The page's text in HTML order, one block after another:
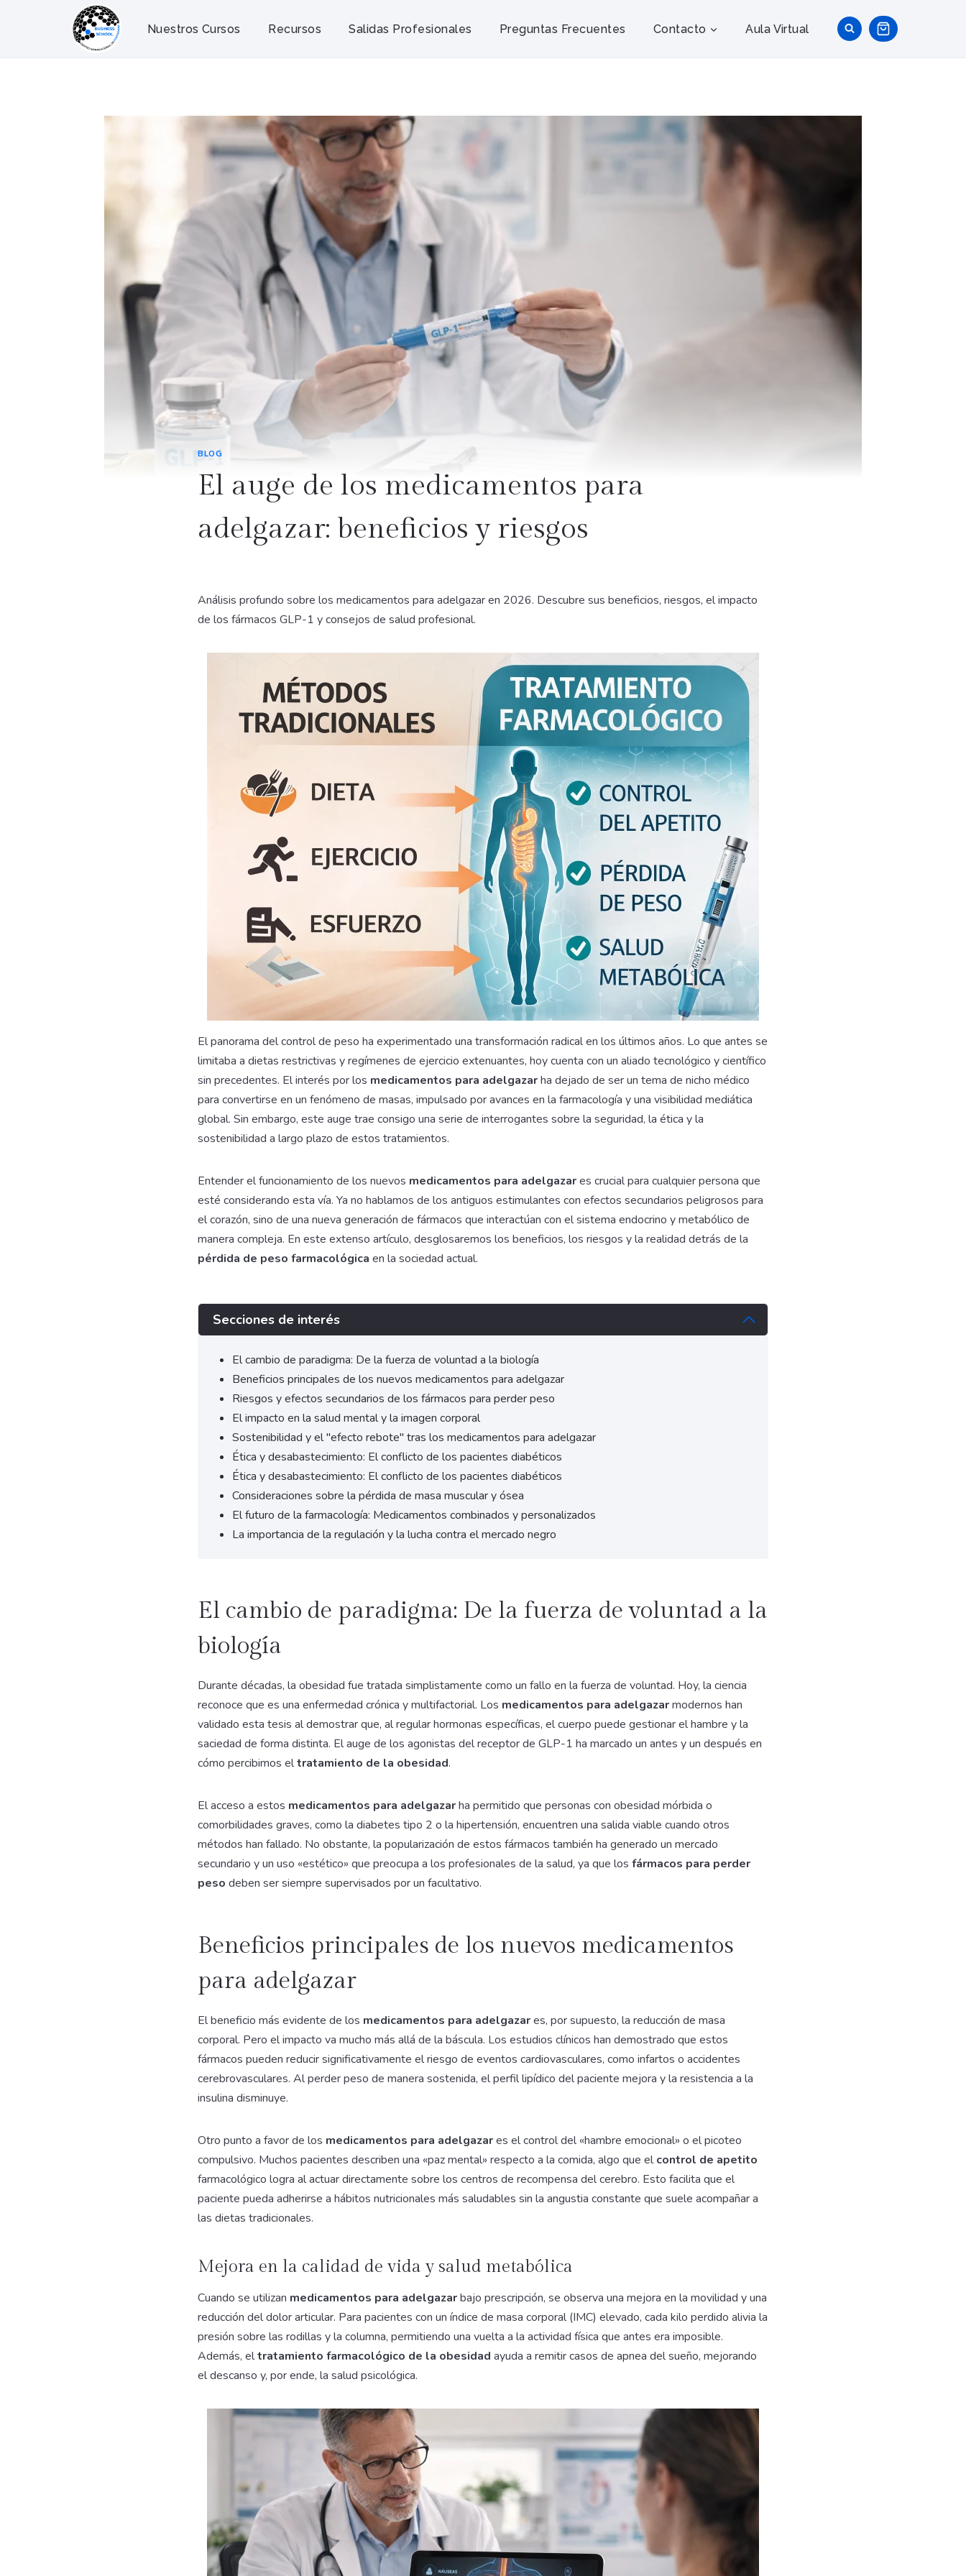
Nuestros Cursos Recursos Salidas Profesionales Preguntas Frecuentes Contacto Aula Virtual
BLOG
El auge de los medicamentos para
adelgazar: beneficios y riesgos
Análisis profundo sobre los medicamentos para adelgazar en 2026. Descubre sus beneficios, riesgos, el impacto
de los fármacos GLP-1 y consejos de salud profesional.
El panorama del control de peso ha experimentado una transformación radical en los últimos años. Lo que antes se
limitaba a dietas restrictivas y regímenes de ejercicio extenuantes, hoy cuenta con un aliado tecnológico y científico
sin precedentes. El interés por los medicamentos para adelgazarha dejado de ser un tema de nicho médico
para convertirse en un fenómeno de masas, impulsado por avances en la farmacología y una visibilidad mediática
global. Sin embargo, este auge trae consigo una serie de interrogantes sobre la seguridad, la ética y la
sostenibilidad a largo plazo de estos tratamientos.
Entender el funcionamiento de los nuevos medicamentos para adelgazares crucial para cualquier persona que
esté considerando esta vía. Ya no hablamos de los antiguos estimulantes con efectos secundarios peligrosos para
el corazón, sino de una nueva generación de fármacos que interactúan con el sistema endocrino y metabólico de
manera compleja. En este extenso artículo, desglosaremos los beneficios, los riesgos y la realidad detrás de la
pérdida de peso farmacológica en la sociedad actual.
Secciones de interés
El cambio de paradigma: De la fuerza de voluntad a la biología
Beneficios principales de los nuevos medicamentos para adelgazar
Riesgos y efectos secundarios de los fármacos para perder peso
El impacto en la salud mental y la imagen corporal
Sostenibilidad y el "efecto rebote" tras los medicamentos para adelgazar
Ética y desabastecimiento: El conflicto de los pacientes diabéticos
Ética y desabastecimiento: El conflicto de los pacientes diabéticos
Consideraciones sobre la pérdida de masa muscular y ósea
El futuro de la farmacología: Medicamentos combinados y personalizados
La importancia de la regulación y la lucha contra el mercado negro
El cambio de paradigma: De la fuerza de voluntad a la
biología
Durante décadas, la obesidad fue tratada simplistamente como un fallo en la fuerza de voluntad. Hoy, la ciencia
reconoce que es una enfermedad crónica y multifactorial. Los medicamentos para adelgazarmodernos han
validado esta tesis al demostrar que, al regular hormonas específicas, el cuerpo puede gestionar el hambre y la
saciedad de forma distinta. El auge de los agonistas del receptor de GLP-1 ha marcado un antes y un después en
cómo percibimos eltratamiento de la obesidad.
El acceso a estos medicamentos para adelgazarha permitido que personas con obesidad mórbida o
comorbilidades graves, como la diabetes tipo 2 o la hipertensión, encuentren una salida viable cuando otros
métodos han fallado. No obstante, la popularización de estos fármacos también ha generado un mercado
secundario y un uso «estético» que preocupa a los profesionales de la salud, ya que los fármacos para perder
peso deben ser siempre supervisados por un facultativo.
Beneficios principales de los nuevos medicamentos
para adelgazar
El beneficio más evidente de los medicamentos para adelgazares, por supuesto, la reducción de masa
corporal. Pero el impacto va mucho más allá de la báscula. Los estudios clínicos han demostrado que estos
fármacos pueden reducir significativamente el riesgo de eventos cardiovasculares, como infartos o accidentes
cerebrovasculares. Al perder peso de manera sostenida, el perfil lipídico del paciente mejora y la resistencia a la
insulina disminuye.
Otro punto a favor de los medicamentos para adelgazares el control del «hambre emocional» o el picoteo
compulsivo. Muchos pacientes describen una «paz mental» respecto a la comida, algo que elcontrol de apetito
farmacológico logra al actuar directamente sobre los centros de recompensa del cerebro. Esto facilita que el
paciente pueda adherirse a hábitos nutricionales más saludables sin la angustia constante que suele acompañar a
las dietas tradicionales.
Mejora en la calidad de vida y salud metabólica
Cuando se utilizan medicamentos para adelgazarbajo prescripción, se observa una mejora en la movilidad y una
reducción del dolor articular. Para pacientes con un índice de masa corporal (IMC) elevado, cada kilo perdido alivia la
presión sobre las rodillas y la columna, permitiendo una vuelta a la actividad física que antes era imposible.
Además, eltratamiento farmacológico de la obesidad ayuda a remitir casos de apnea del sueño, mejorando
el descanso y, por ende, la salud psicológica.